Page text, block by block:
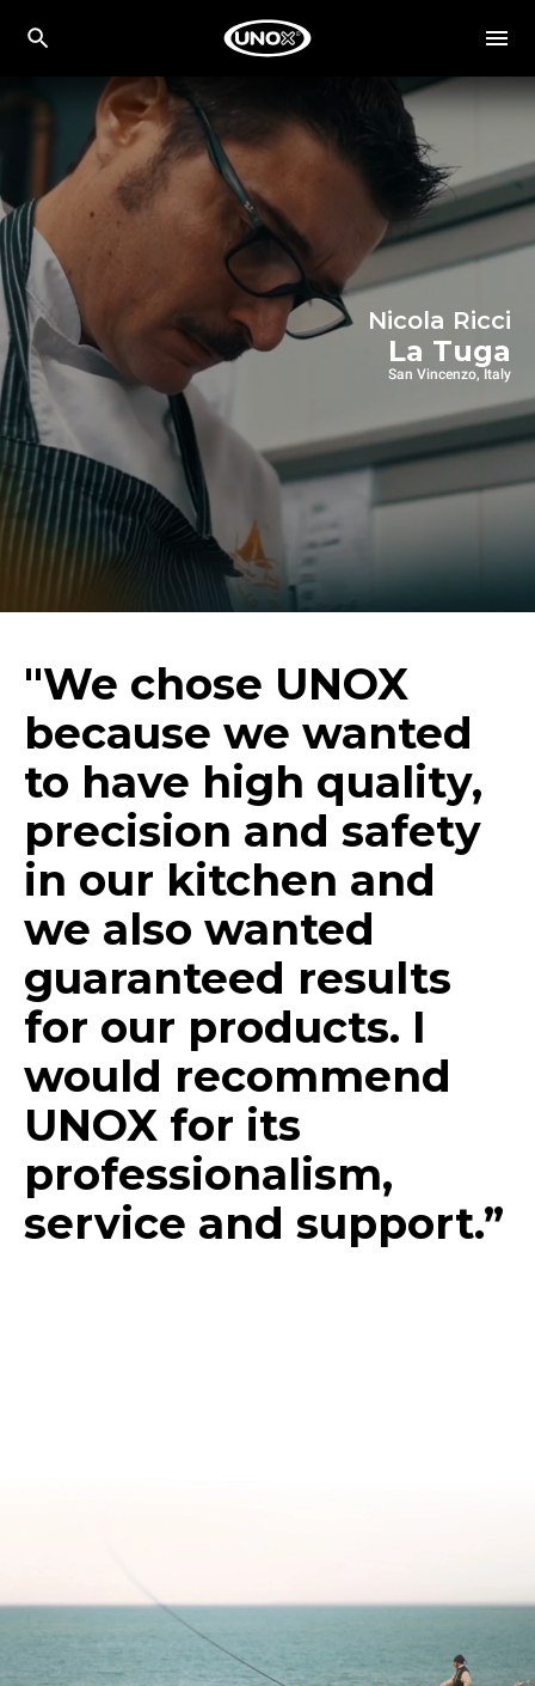
Nicola Ricci
La Tuga
San Vincenzo, Italy
"We chose UNOX
because we wanted
to have high quality,
precision and safety
in our kitchen and
we also wanted
guaranteed results
for our products. I
would recommend
UNOX for its
professionalism,
service and support.”